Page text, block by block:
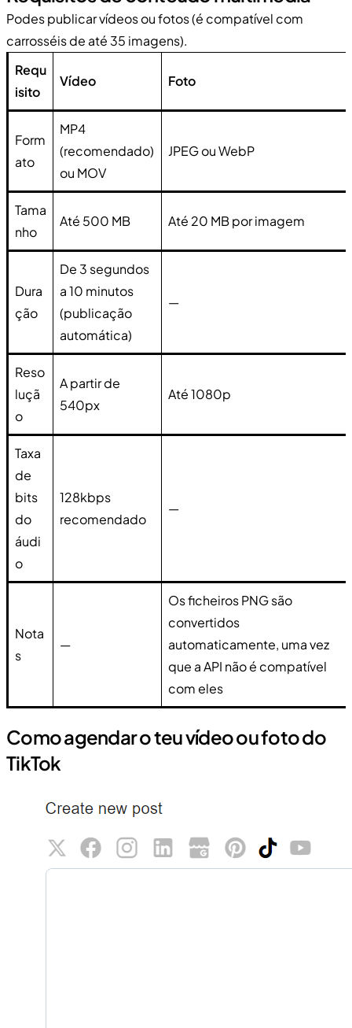
Podes publicar vídeos ou fotos (é compatível com
carrosséis de até 35 imagens).
Requ
isito
Vídeo Foto
Form
ato
MP4
(recomendado)
ou MOV
JPEG ou WebP
Tama
nho
Até 500 MB Até 20 MB por imagem
Dura
ção
De 3 segundos
a 10 minutos
(publicação
automática)
—
Reso
luçã
o
A partir de
540px
Até 1080p
Taxa
de
bits
do
áudi
o
128kbps
recomendado
—
Nota
s
—
Os ficheiros PNG são
convertidos
automaticamente, uma vez
que a API não é compatível
com eles
Como agendar o teu vídeo ou foto do
TikTok